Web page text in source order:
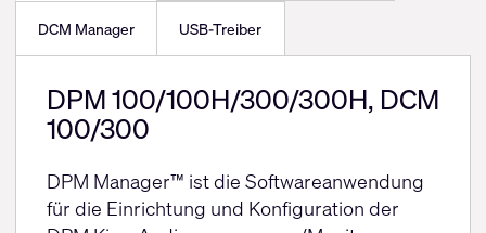
DCM Manager USB-Treiber
DPM 100/100H/300/300H, DCM
100/300
DPM Manager™ ist die Softwareanwendung
für die Einrichtung und Konfiguration der